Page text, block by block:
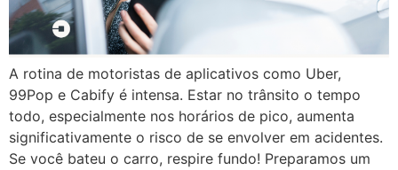
A rotina de motoristas de aplicativos como Uber,
99Pop e Cabify é intensa. Estar no trânsito o tempo
todo, especialmente nos horários de pico, aumenta
significativamente o risco de se envolver em acidentes.
Se você bateu o carro, respire fundo! Preparamos um